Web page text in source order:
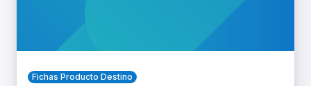
Fichas Producto Destino